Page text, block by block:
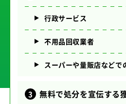
行政サービス
不用品回収業者
スーパーや量販店などで
無料で処分を宣伝する